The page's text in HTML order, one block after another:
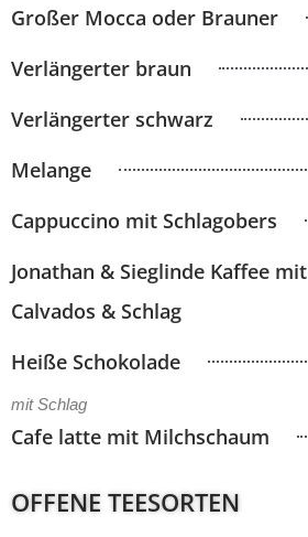
Großer Mocca oder Brauner
Verlängerter braun
Verlängerter schwarz
Melange
Cappuccino mit Schlagobers
Jonathan & Sieglinde Kaffee mit
Calvados & Schlag
Heiße Schokolade
mit Schlag
Cafe latte mit Milchschaum
OFFENE TEESORTEN